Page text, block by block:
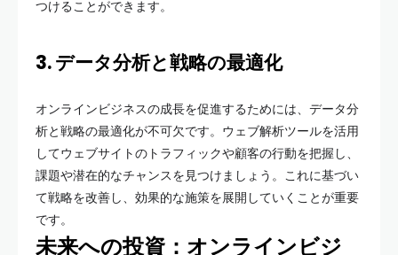
つけることができます。
3. データ分析と戦略の最適化
オンラインビジネスの成長を促進するためには、データ分
析と戦略の最適化が不可欠です。ウェブ解析ツールを活用
してウェブサイトのトラフィックや顧客の行動を把握し、
課題や潜在的なチャンスを見つけましょう。これに基づい
て戦略を改善し、効果的な施策を展開していくことが重要
です。
未来への投資：オンラインビジ